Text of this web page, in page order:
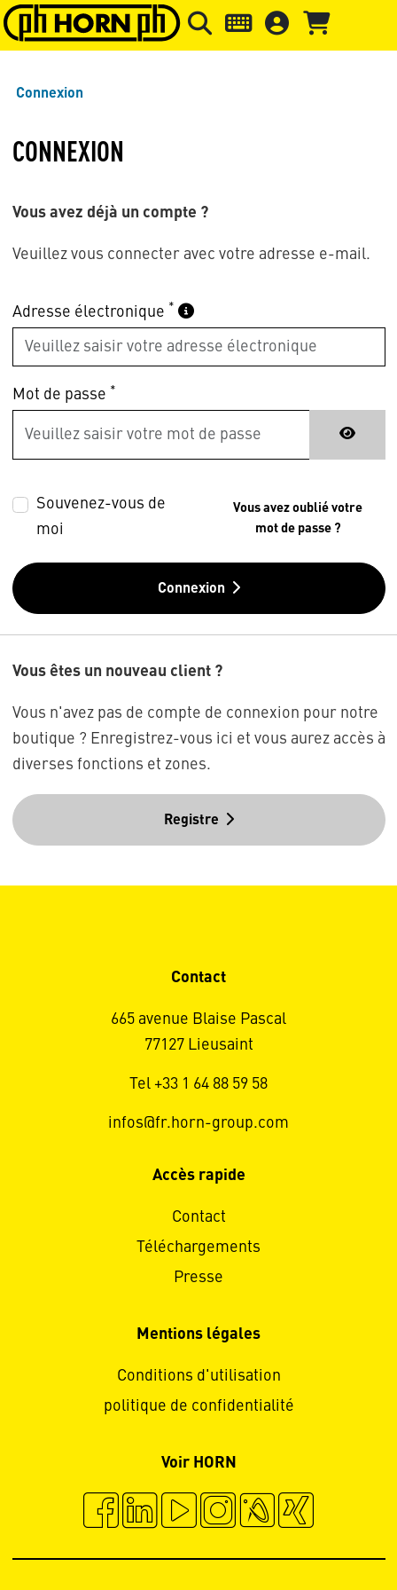
Skip to main content Passer à l'en-tête de la page
Connexion
CONNEXION
Vous avez déjà un compte ?
Veuillez vous connecter avec votre adresse e-mail.
Adresse électronique *
Mot de passe *
Souvenez-vous de
moi
Vous avez oublié votre
mot de passe ?
Connexion
Vous êtes un nouveau client ?
Vous n'avez pas de compte de connexion pour notre
boutique ? Enregistrez-vous ici et vous aurez accès à
diverses fonctions et zones.
Registre
Contact
665 avenue Blaise Pascal
77127 Lieusaint
Tel +33 1 64 88 59 58
infos@fr.horn-group.com
Accès rapide
Contact
Téléchargements
Presse
Mentions légales
Conditions d'utilisation
politique de confidentialité
Voir HORN